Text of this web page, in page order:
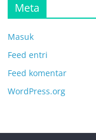
Meta
Masuk
Feed entri
Feed komentar
WordPress.org